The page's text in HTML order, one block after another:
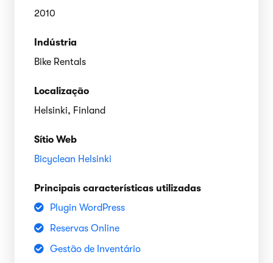
2010
Indústria
Bike Rentals
Localização
Helsinki, Finland
Sítio Web
Bicyclean Helsinki
Principais características utilizadas
Plugin WordPress
Reservas Online
Gestão de Inventário